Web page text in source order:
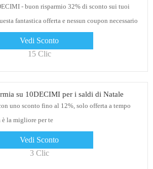
- buon risparmio 32% di sconto sui tuoi
fantastica offerta e nessun coupon necessario
Vedi Sconto
15 Clic
su 10DECIMI per i saldi di Natale
uno sconto fino al 12%, solo offerta a tempo
la migliore per te
Vedi Sconto
3 Clic